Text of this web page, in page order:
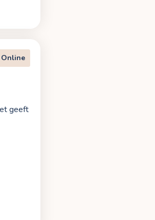
Online
geeft